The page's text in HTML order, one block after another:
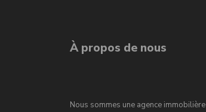
À propos de nous
Nous sommes une agence immobilière